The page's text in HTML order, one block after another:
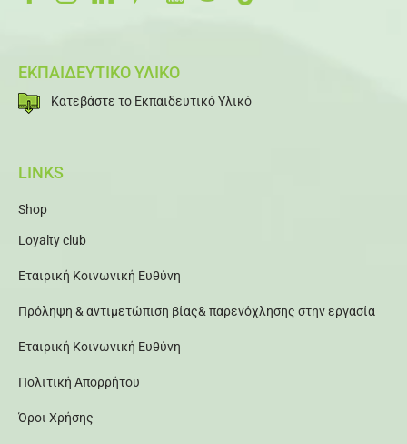
ΕΚΠΑΙΔΕΥΤΙΚΟ ΥΛΙΚΟ
Κατεβάστε το Εκπαιδευτικό Υλικό
LINKS
Shop
Loyalty club
Εταιρική Κοινωνική Ευθύνη
Πρόληψη & αντιμετώπιση βίας& παρενόχλησης στην εργασία
Εταιρική Κοινωνική Ευθύνη
Πολιτική Απορρήτου
Όροι Χρήσης